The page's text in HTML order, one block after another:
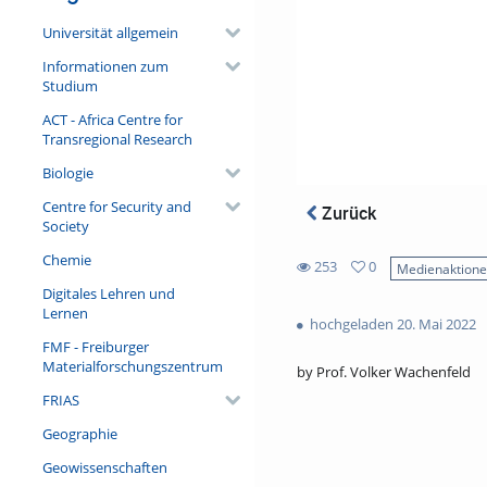
Universität allgemein
Informationen zum
Studium
ACT - Africa Centre for
Transregional Research
Biologie
Centre for Security and
Society
Chemie
Digitales Lehren und
Lernen
FMF - Freiburger
Materialforschungszentrum
FRIAS
Geographie
Geowissenschaften
Zurück
253
views
0
hochgeladen 20. Mai 2022
by Prof. Volker Wachenfeld